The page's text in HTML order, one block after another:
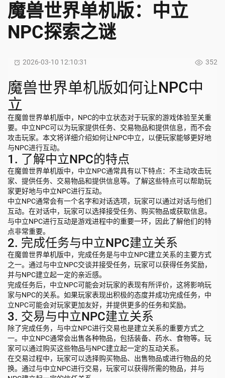
魔兽世界单机版：中立
NPC探索之谜
2026-03-10 12:10:31 352
魔兽世界单机版如何让NPC中
立
在魔兽世界单机版中，NPC的中立状态对于玩家的游戏体验至关重
要。中立NPC可以为玩家提供任务、交易物品和提供信息，而不会
攻击玩家。本文将详细介绍如何让NPC中立，以便玩家能够更好地
与NPC进行互动。
1. 了解中立NPC的特点
在魔兽世界单机版中，中立NPC通常具有以下特点：不主动攻击玩
家、提供任务、交易物品和提供信息等。了解这些特点可以帮助玩
家更好地与中立NPC进行互动。
中立NPC通常会有一个名字和对话选项，玩家可以通过对话与他们
互动。在对话中，玩家可以选择接受任务、购买物品或获取信息。
与中立NPC进行互动是游戏进程中的重要一环，因此了解他们的特
点非常重要。
2. 完成任务与中立NPC建立关系
在魔兽世界单机版中，完成任务是与中立NPC建立关系的主要方式
之一。通过与中立NPC交谈并接受任务，玩家可以获得任务奖励，
并与NPC建立起一定的亲近感。
完成任务后，中立NPC可能会对玩家的表现有所评价，这将影响玩
家与NPC的关系。如果玩家表现出积极的态度并成功完成任务，中
立NPC可能会对玩家更加友好，并提供更多的任务和奖励。
3. 交易与中立NPC建立关系
除了完成任务，与中立NPC进行交易也是建立关系的重要方式之
一。中立NPC通常会出售各种物品，包括装备、药水、食物等。玩
家可以通过购买这些物品与NPC建立起一定的互动关系。
在交易过程中，玩家可以选择购买物品、出售物品或进行物品的兑
换。通过与中立NPC进行交易，玩家可以获得所需的物品，并与